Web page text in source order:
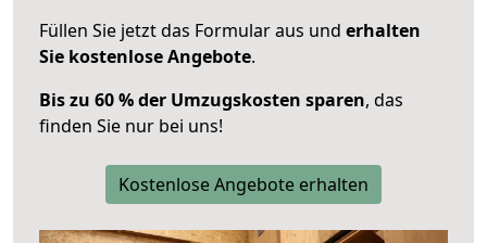
Füllen Sie jetzt das Formular aus und erhalten
Sie kostenlose Angebote.
Bis zu 60 % der Umzugskosten sparen, das
finden Sie nur bei uns!
Kostenlose Angebote erhalten